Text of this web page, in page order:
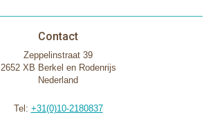
Contact
Zeppelinstraat 39
2652 XB Berkel en Rodenrijs
Nederland
Tel: +31(0)10-2180837